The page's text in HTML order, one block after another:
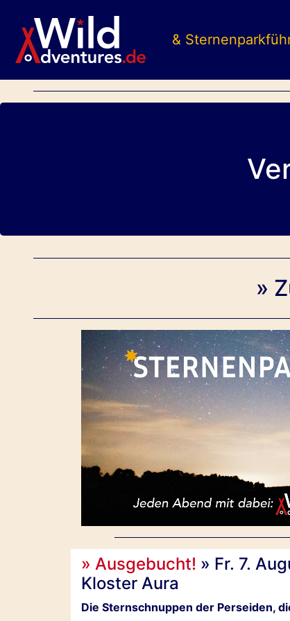
&
»
» Ausgebucht! » Fr. 7.
Kloster Aura
Die Sternschnuppen der Perseiden,